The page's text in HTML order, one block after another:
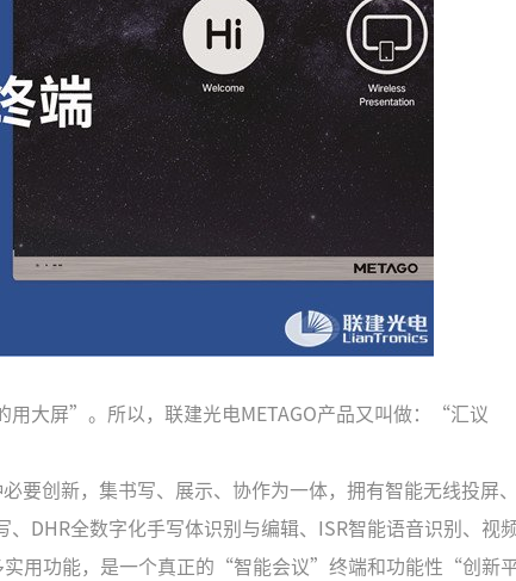
大屏”。所以，联建光电METAGO产品又叫做：“汇议
创新，集书写、展示、协作为一体，拥有智能无线投屏、
DHR全数字化手写体识别与编辑、ISR智能语音识别、视
实用功能，是一个真正的“智能会议”终端和功能性“创新